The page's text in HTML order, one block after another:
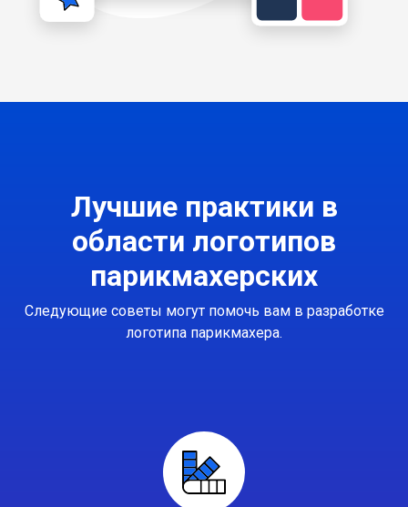
Лучшие практики в
области логотипов
парикмахерских
Следующие советы могут помочь вам в разработке
логотипа парикмахера.